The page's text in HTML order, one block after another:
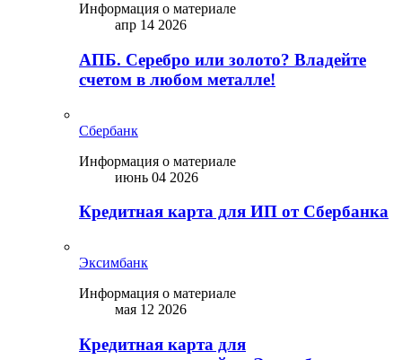
Информация о материале
апр 14 2026
АПБ. Серебро или золото? Владейте
счетом в любом металле!
Сбербанк
Информация о материале
июнь 04 2026
Кредитная карта для ИП от Сбербанка
Эксимбанк
Информация о материале
мая 12 2026
Кредитная карта для